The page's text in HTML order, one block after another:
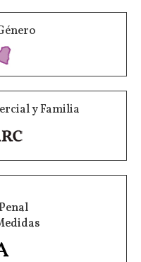
y Familia